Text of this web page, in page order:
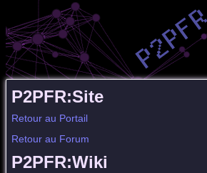
P2PFR:Site
Retour au Portail
Retour au Forum
P2PFR:Wiki